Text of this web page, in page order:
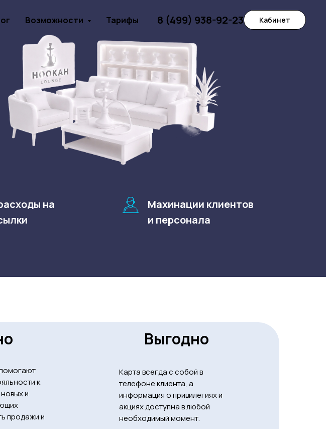
Возможности Тарифы 8 (499) 938-92-23 Кабинет
на
Махинации клиентов
и персонала
Выгодно
к
и
продажи и
Карта всегда с собой в
телефоне клиента, а
информация о привилегиях и
акциях доступна в любой
необходимый момент.